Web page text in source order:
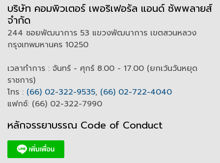
บริษัท คอมพิวเตอร์ เพอริเฟอรัล แอนด์ ซัพพลายส์
จำกัด
244 ซอยพัฒนาการ 53 แขวงพัฒนาการ เขตสวนหลวง
กรุงเทพมหานคร 10250
เวลาทำการ : จันทร์ - ศุกร์ 8.00 - 17.00 (ยกเว้นวันหยุด
ราชการ)
โทร : (66) 02-322-9535, (66) 02-722-4040
แฟกซ์: (66) 02-322-7990
หลักจรรยาบรรณ Code of Conduct